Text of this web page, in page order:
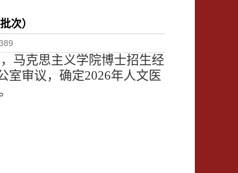
次）
马克思主义学院博士招生经
室审议 ， 确定2026年人文医